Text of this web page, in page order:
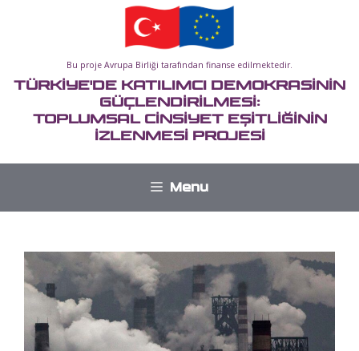
Bu proje Avrupa Birliği tarafından finanse edilmektedir.
TÜRKİYE'DE KATILIMCI DEMOKRASİNİN
GÜÇLENDİRİLMESİ:
TOPLUMSAL CİNSİYET EŞİTLİĞİNİN
İZLENMESİ PROJESİ
Menu